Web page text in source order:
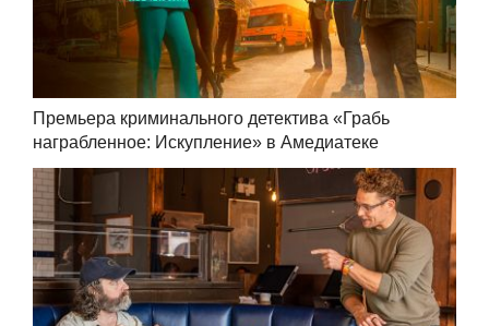
Премьера криминального детектива «Грабь
награбленное: Искупление» в Амедиатеке